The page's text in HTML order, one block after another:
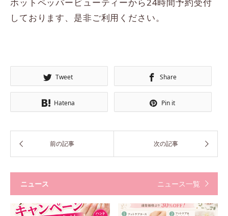
しております、是非ご利用ください。
Tweet Share
Hatena Pin it
ニュース ニュース一覧